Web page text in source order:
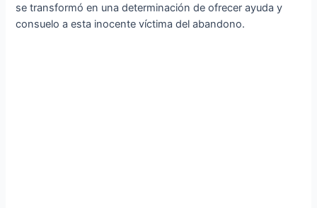
se transformó en una determinación de ofrecer ayuda y
consuelo a esta inocente víctima del abandono.